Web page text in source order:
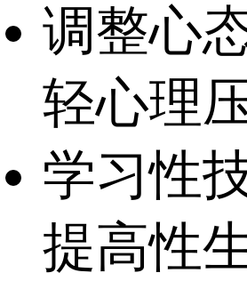
调整心
轻心理
学习性
提高性